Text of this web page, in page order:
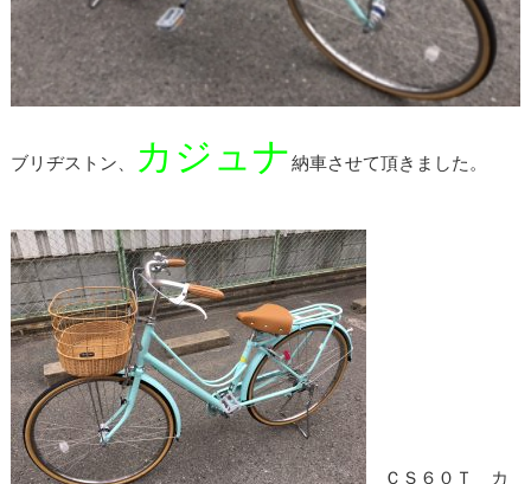
ブリヂストン、 カジュナ納車させて頂きました。
ＣＳ６０Ｔ カ